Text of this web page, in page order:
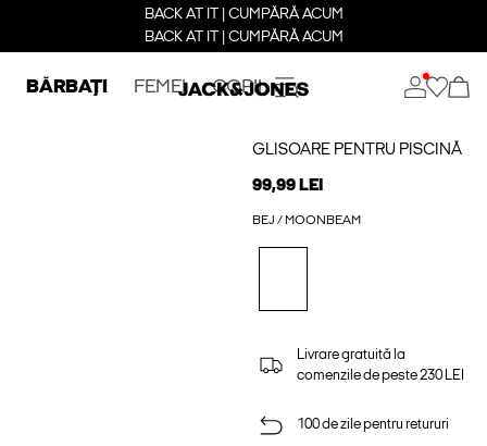
BACK AT IT | CUMPĂRĂ ACUM
BACK AT IT | CUMPĂRĂ ACUM
BĂRBAȚI FEMEI COPII
GLISOARE PENTRU PISCINĂ
99,99 LEI
BEJ / MOONBEAM
Livrare gratuită la
comenzile de peste 230 LEI
100 de zile pentru retururi